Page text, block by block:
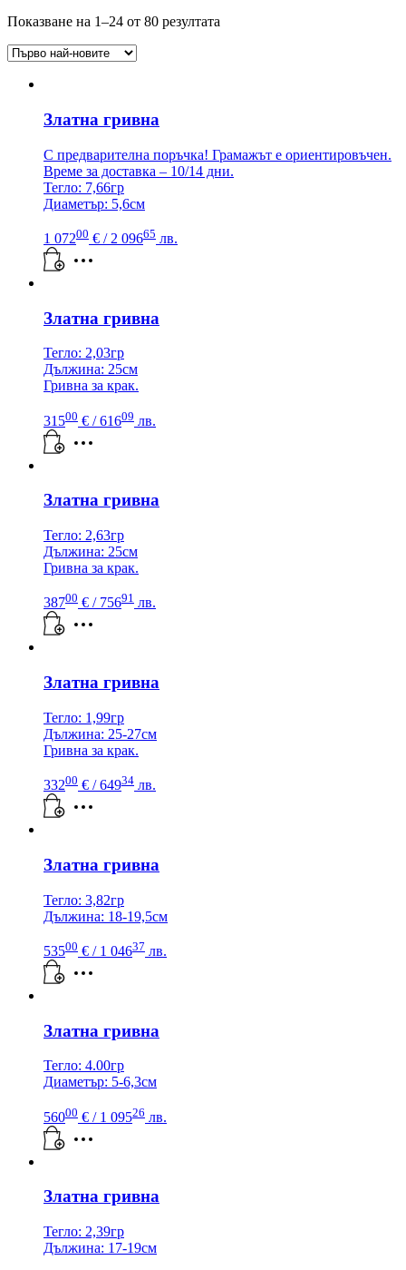
Показване на 1–24 от 80 резултата
Златна гривна
С предварителна поръчка! Грамажът е ориентировъчен.
Време за доставка – 10/14 дни.
Тегло: 7,66гр
Диаметър: 5,6см
1 07200 € / 2 09665 лв.
Златна гривна
Тегло: 2,03гр
Дължина: 25см
Гривна за крак.
31500 € / 61609 лв.
Златна гривна
Тегло: 2,63гр
Дължина: 25см
Гривна за крак.
38700 € / 75691 лв.
Златна гривна
Тегло: 1,99гр
Дължина: 25-27см
Гривна за крак.
33200 € / 64934 лв.
Златна гривна
Тегло: 3,82гр
Дължина: 18-19,5см
53500 € / 1 04637 лв.
Златна гривна
Тегло: 4.00гр
Диаметър: 5-6,3см
56000 € / 1 09526 лв.
Златна гривна
Тегло: 2,39гр
Дължина: 17-19см